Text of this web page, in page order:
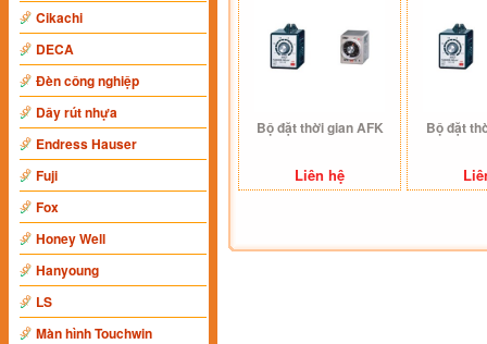
Cikachi
DECA
Đèn công nghiệp
Dây rút nhựa
Endress Hauser
Fuji
Fox
Honey Well
Hanyoung
LS
Màn hình Touchwin
Bộ đặt thời gian AFK
Liên hệ
Bộ đặt